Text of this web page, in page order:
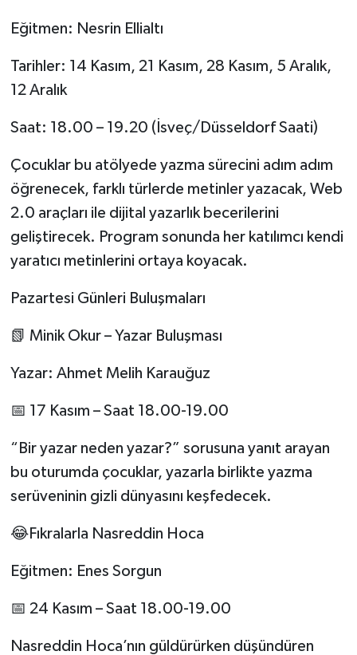
Eğitmen: Nesrin Ellialtı
Tarihler: 14 Kasım, 21 Kasım, 28 Kasım, 5 Aralık,
12 Aralık
Saat: 18.00 – 19.20 (İsveç/Düsseldorf Saati)
Çocuklar bu atölyede yazma sürecini adım adım
öğrenecek, farklı türlerde metinler yazacak, Web
2.0 araçları ile dijital yazarlık becerilerini
geliştirecek. Program sonunda her katılımcı kendi
yaratıcı metinlerini ortaya koyacak.
Pazartesi Günleri Buluşmaları
📗 Minik Okur – Yazar Buluşması
Yazar: Ahmet Melih Karauğuz
📅 17 Kasım – Saat 18.00-19.00
“Bir yazar neden yazar?” sorusuna yanıt arayan
bu oturumda çocuklar, yazarla birlikte yazma
serüveninin gizli dünyasını keşfedecek.
😂Fıkralarla Nasreddin Hoca
Eğitmen: Enes Sorgun
📅 24 Kasım – Saat 18.00-19.00
Nasreddin Hoca’nın güldürürken düşündüren